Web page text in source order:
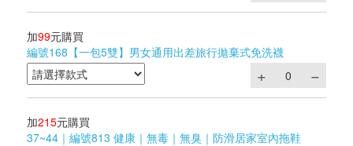
加99元購買
編號168【一包5雙】男女通用出差旅行拋棄式免洗襪
加215元購買
37~44｜編號813 健康｜無毒｜無臭｜防滑居家室內拖鞋